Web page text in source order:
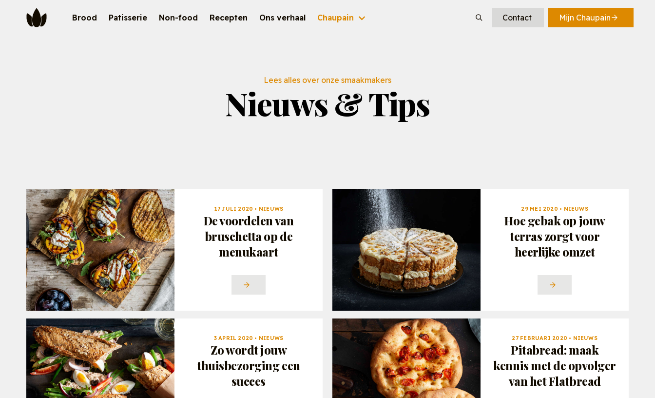
Brood Patisserie Non-food Recepten Ons verhaal Chaupain
Brochures
Nieuws & Tips
Recepten
Bekijk recepten
Contact Mijn Chaupain
Lees alles over onze smaakmakers
Nieuws & Tips
17 JULI 2020 • NIEUWS
De voordelen van
bruschetta op de
menukaart
29 MEI 2020 • NIEUWS
Hoe gebak op jouw
terras zorgt voor
heerlijke omzet
3 APRIL 2020 • NIEUWS
Zo wordt jouw
thuisbezorging een
succes
27 FEBRUARI 2020 • NIEUWS
Pitabread: maak
kennis met de opvolger
van het Flatbread